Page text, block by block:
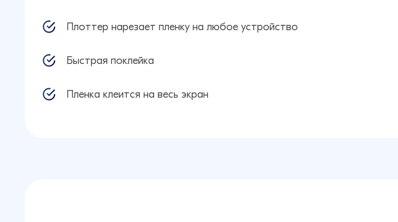
Плоттер нарезает пленку на любое устройство
Быстрая поклейка
Пленка клеится на весь экран